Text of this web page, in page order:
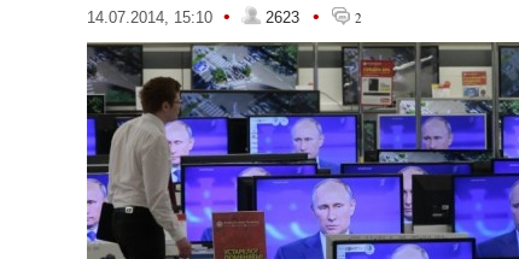
14.07.2014, 15:10 • 2623 • 2